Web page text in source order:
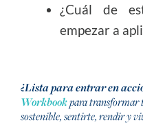
¿Cuál de
empezar a
¿Lista para entrar en
Workbookpara transformar
sostenible, sentirte, rendir y